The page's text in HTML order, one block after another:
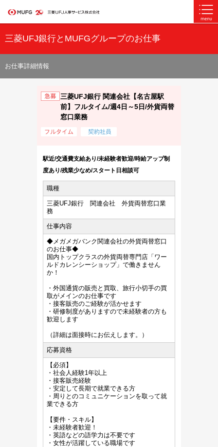
三菱UFJ銀行とMUFGグループのお仕事
お仕事詳細情報
三菱UFJ銀行 関連会社【名古屋駅
前】フルタイム/週4日～5日/外貨両替
窓口業務
駅近/交通費支給あり/未経験者歓迎/時給アップ制
度あり/残業少なめ/スタート日相談可
職種
三菱UFJ銀行 関連会社 外貨両替窓口業
務
仕事内容
◆メガメガバンク関連会社の外貨両替窓口
のお仕事◆
国内トップクラスの外貨両替専門店「ワー
ルドカレンシーショップ」で働きません
か！
・外国通貨の販売と買取、旅行小切手の買
取がメインのお仕事です
・接客販売のご経験が活かせます
・研修制度がありますので未経験者の方も
歓迎します
（詳細は面接時にお伝えします。）
応募資格
【必須】
・社会人経験1年以上
・接客販売経験
・安定して長期で就業できる方
・周りとのコミュニケーションを取って就
業できる方
【要件・スキル】
・未経験者歓迎！
・英語などの語学力は不要です
・女性が活躍している職場です